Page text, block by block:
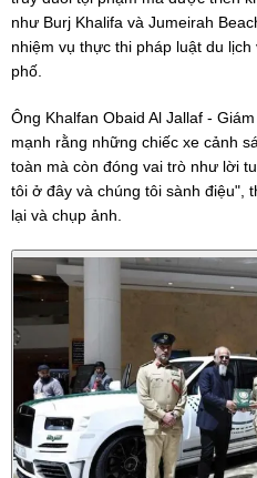
như Burj Khalifa và Jumeirah
nhiệm vụ thực thi pháp luật du
phố.
Ông Khalfan Obaid Al Jallaf -
mạnh rằng những chiếc xe cảnh
toàn mà còn đóng vai trò như lời
tôi ở đây và chúng tôi sành điệu",
lại và chụp ảnh.